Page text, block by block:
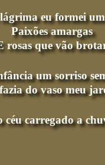
eu formei
Paixões amargas
rosas que vão
um sorriso
do vaso meu
céu carregado a